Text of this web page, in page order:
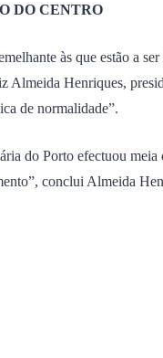
DO CENTRO
às que estão a
Almeida Henriques,
de normalidade”.
do Porto efectuou
conclui Almeida